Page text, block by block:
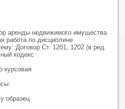
аренды недвижимого имущества
работа по дисциплине
Договор Ст. 1201, 1202 (в ред.
кодекс
курсовая
образец